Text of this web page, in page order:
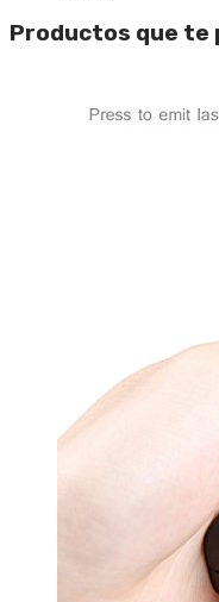
Productos que te